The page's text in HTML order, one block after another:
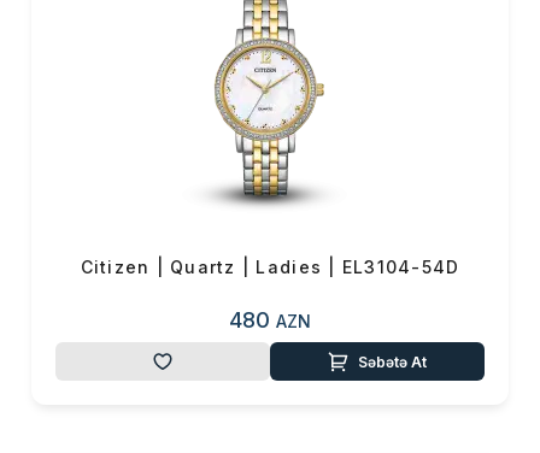
Citizen | Quartz | Ladies | EL3104-54D
480 AZN
Səbətə At